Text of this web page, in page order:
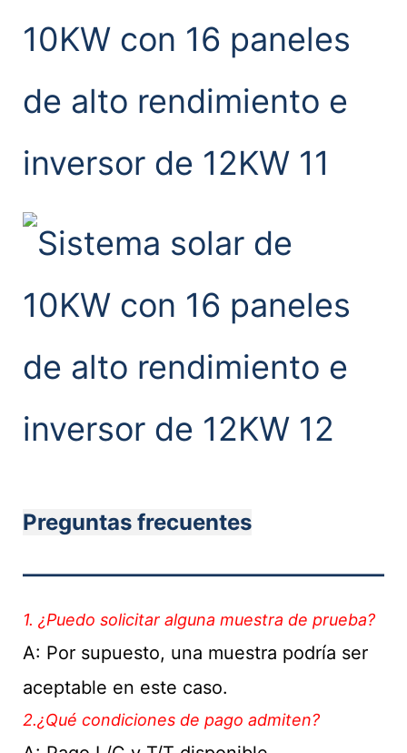
Preguntas frecuentes
1. ¿Puedo solicitar alguna muestra de prueba?
A: Por supuesto, una muestra podría ser
aceptable en este caso.
2.¿Qué condiciones de pago admiten?